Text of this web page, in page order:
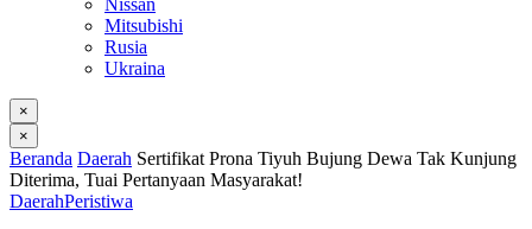
Nissan
Mitsubishi
Rusia
Ukraina
×
×
Beranda Daerah Sertifikat Prona Tiyuh Bujung Dewa Tak Kunjung
Diterima, Tuai Pertanyaan Masyarakat!
DaerahPeristiwa